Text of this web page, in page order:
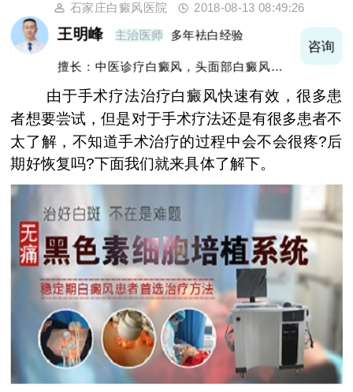
石家庄白癜风医院 2018-08-13 08:49:26
王明峰 主治医师 多年袪白经验
擅长：中医诊疗白癜风，头面部白癜风，青
咨询
由于手术疗法治疗白癜风快速有效，很多患
者想要尝试，但是对于手术疗法还是有很多患者不
太了解，不知道手术治疗的过程中会不会很疼?后
期好恢复吗?下面我们就来具体了解下。